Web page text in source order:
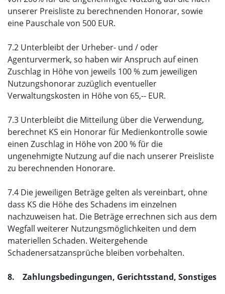
unserer Preisliste zu berechnenden Honorar, sowie
eine Pauschale von 500 EUR.
7.2 Unterbleibt der Urheber- und / oder
Agenturvermerk, so haben wir Anspruch auf einen
Zuschlag in Höhe von jeweils 100 % zum jeweiligen
Nutzungshonorar zuzüglich eventueller
Verwaltungskosten in Höhe von 65,-- EUR.
7.3 Unterbleibt die Mitteilung über die Verwendung,
berechnet KS ein Honorar für Medienkontrolle sowie
einen Zuschlag in Höhe von 200 % für die
ungenehmigte Nutzung auf die nach unserer Preisliste
zu berechnenden Honorare.
7.4 Die jeweiligen Beträge gelten als vereinbart, ohne
dass KS die Höhe des Schadens im einzelnen
nachzuweisen hat. Die Beträge errechnen sich aus dem
Wegfall weiterer Nutzungsmöglichkeiten und dem
materiellen Schaden. Weitergehende
Schadenersatzansprüche bleiben vorbehalten.
8. Zahlungsbedingungen, Gerichtsstand, Sonstiges